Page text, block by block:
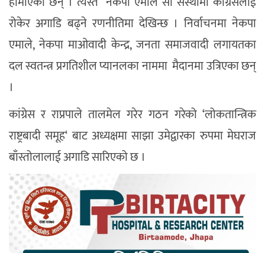
रोकेर अगाडि बढ्ने रणनीतिमा देखिन्छ । निर्वाचनमा नेकपा
एमाले, नेकपा माओवादी केन्द्र, जनता समाजवादी लगायतका
दल स्वतन्त्र प्रगतिशील प्यानलका नाममा मैदानमा उत्रिएका छन्
।
कांग्रेस र राप्रपाले तालमेल गरेर गठन गरेको ‘लोकतान्त्रिक
राष्ट्रबादी समूह‘ बाट अध्यक्षमा साझा उमेद्वारका रुपमा मेघराज
बाँस्तोलालाई अगाडि सारिएको छ ।